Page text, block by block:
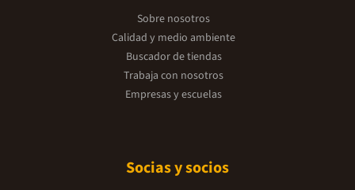
Sobre nosotros
Calidad y medio ambiente
Buscador de tiendas
Trabaja con nosotros
Empresas y escuelas
Socias y socios